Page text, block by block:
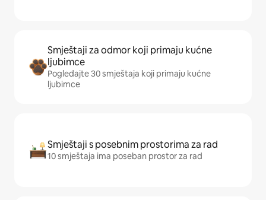
Smještaji za odmor koji primaju kućne
ljubimce
Pogledajte 30 smještaja koji primaju kućne
ljubimce
Smještaji s posebnim prostorima za rad
10 smještaja ima poseban prostor za rad